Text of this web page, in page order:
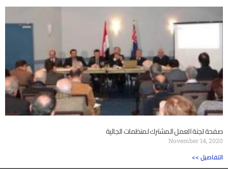
صفحة لجنة العمل المشترك لمنظمات الجالية
November 14, 2020
<< التفاصيل